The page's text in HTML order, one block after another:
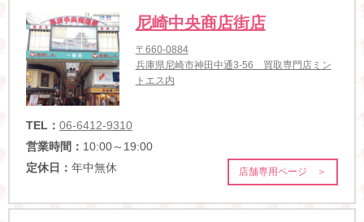
尼崎中央商店街店
〒660-0884
兵庫県尼崎市神田中通3-56 買取専門店ミン
トエス内
TEL： 06-6412-9310
営業時間： 10:00～19:00
定休日： 年中無休 店舗専用ページ ＞